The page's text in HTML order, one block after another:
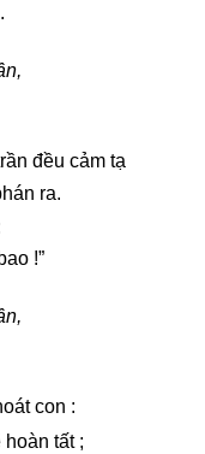
đều cảm tạ
ra.
!”
con :
tất ;